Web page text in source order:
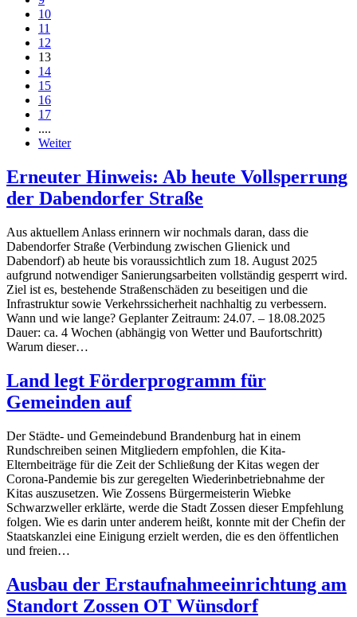
10
11
12
13
14
15
16
17
....
Weiter
Erneuter Hinweis: Ab heute Vollsperrung
der Dabendorfer Straße
Aus aktuellem Anlass erinnern wir nochmals daran, dass die
Dabendorfer Straße (Verbindung zwischen Glienick und
Dabendorf) ab heute bis voraussichtlich zum 18. August 2025
aufgrund notwendiger Sanierungsarbeiten vollständig gesperrt wird.
Ziel ist es, bestehende Straßenschäden zu beseitigen und die
Infrastruktur sowie Verkehrssicherheit nachhaltig zu verbessern.
Wann und wie lange? Geplanter Zeitraum: 24.07. – 18.08.2025
Dauer: ca. 4 Wochen (abhängig von Wetter und Baufortschritt)
Warum dieser…
Land legt Förderprogramm für
Gemeinden auf
Der Städte- und Gemeindebund Brandenburg hat in einem
Rundschreiben seinen Mitgliedern empfohlen, die Kita-
Elternbeiträge für die Zeit der Schließung der Kitas wegen der
Corona-Pandemie bis zur geregelten Wiederinbetriebnahme der
Kitas auszusetzen. Wie Zossens Bürgermeisterin Wiebke
Schwarzweller erklärte, werde die Stadt Zossen dieser Empfehlung
folgen. Wie es darin unter anderem heißt, konnte mit der Chefin der
Staatskanzlei eine Einigung erzielt werden, die es den öffentlichen
und freien…
Ausbau der Erstaufnahmeeinrichtung am
Standort Zossen OT Wünsdorf